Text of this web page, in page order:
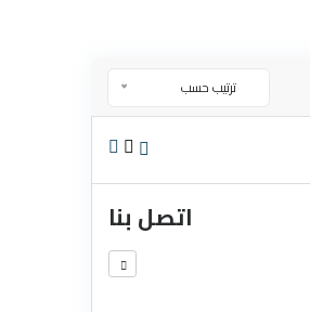
ترتيب حسب
اتصل بنا